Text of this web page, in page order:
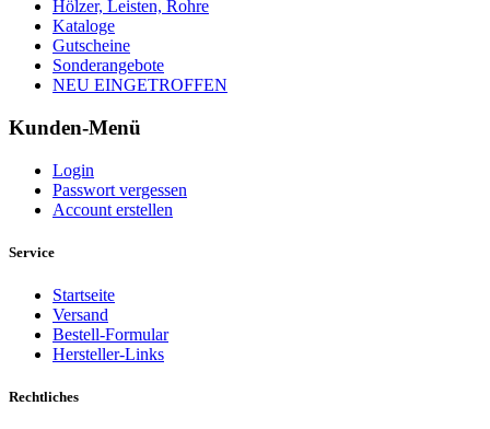
Hölzer, Leisten, Rohre
Kataloge
Gutscheine
Sonderangebote
NEU EINGETROFFEN
Kunden-Menü
Login
Passwort vergessen
Account erstellen
Service
Startseite
Versand
Bestell-Formular
Hersteller-Links
Rechtliches